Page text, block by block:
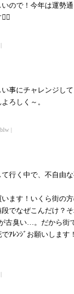
ので！今年は運勢通
！
事にチャレンジし
ろしく～。
|
行く中で、不自由
ます！いくら街の
でなぜこんだけ？そ
古臭い…。だから街
ｱﾚﾝｼﾞお願いします